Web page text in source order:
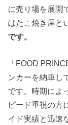
に売り場を展開
はたこ焼き屋と
です。
「FOOD
ンカーを納車し
です。時期によ
ピード重視の方
イド実績と迅速